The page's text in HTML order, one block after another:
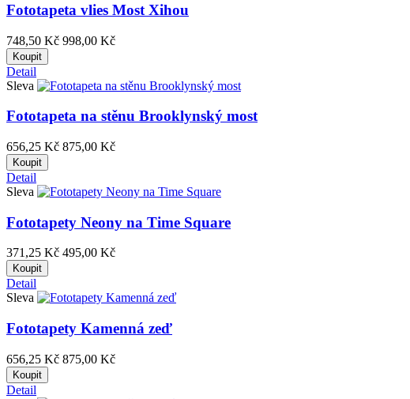
Fototapeta vlies Most Xihou
748,50 Kč 998,00 Kč
Koupit
Detail
Sleva
Fototapeta na stěnu Brooklynský most
656,25 Kč 875,00 Kč
Koupit
Detail
Sleva
Fototapety Neony na Time Square
371,25 Kč 495,00 Kč
Koupit
Detail
Sleva
Fototapety Kamenná zeď
656,25 Kč 875,00 Kč
Koupit
Detail